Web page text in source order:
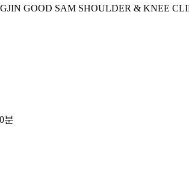
GOOD SAM SHOULDER & KNEE
분